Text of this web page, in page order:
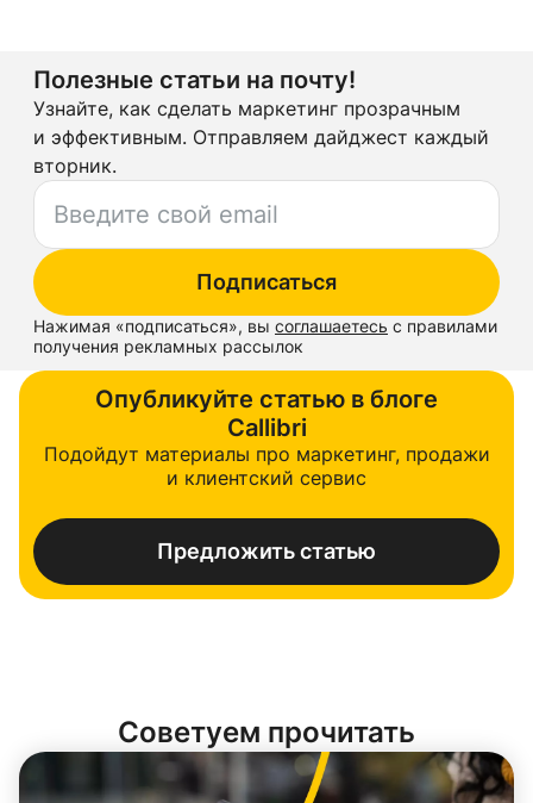
Полезные статьи на почту!
Узнайте, как сделать маркетинг прозрачным
и эффективным. Отправляем дайджест каждый
вторник.
Подписаться
Нажимая «подписаться», вы соглашаетесь с правилами
получения рекламных рассылок
Опубликуйте статью в блоге
Callibri
Подойдут материалы про маркетинг, продажи
и клиентский сервис
Предложить статью
Советуем прочитать